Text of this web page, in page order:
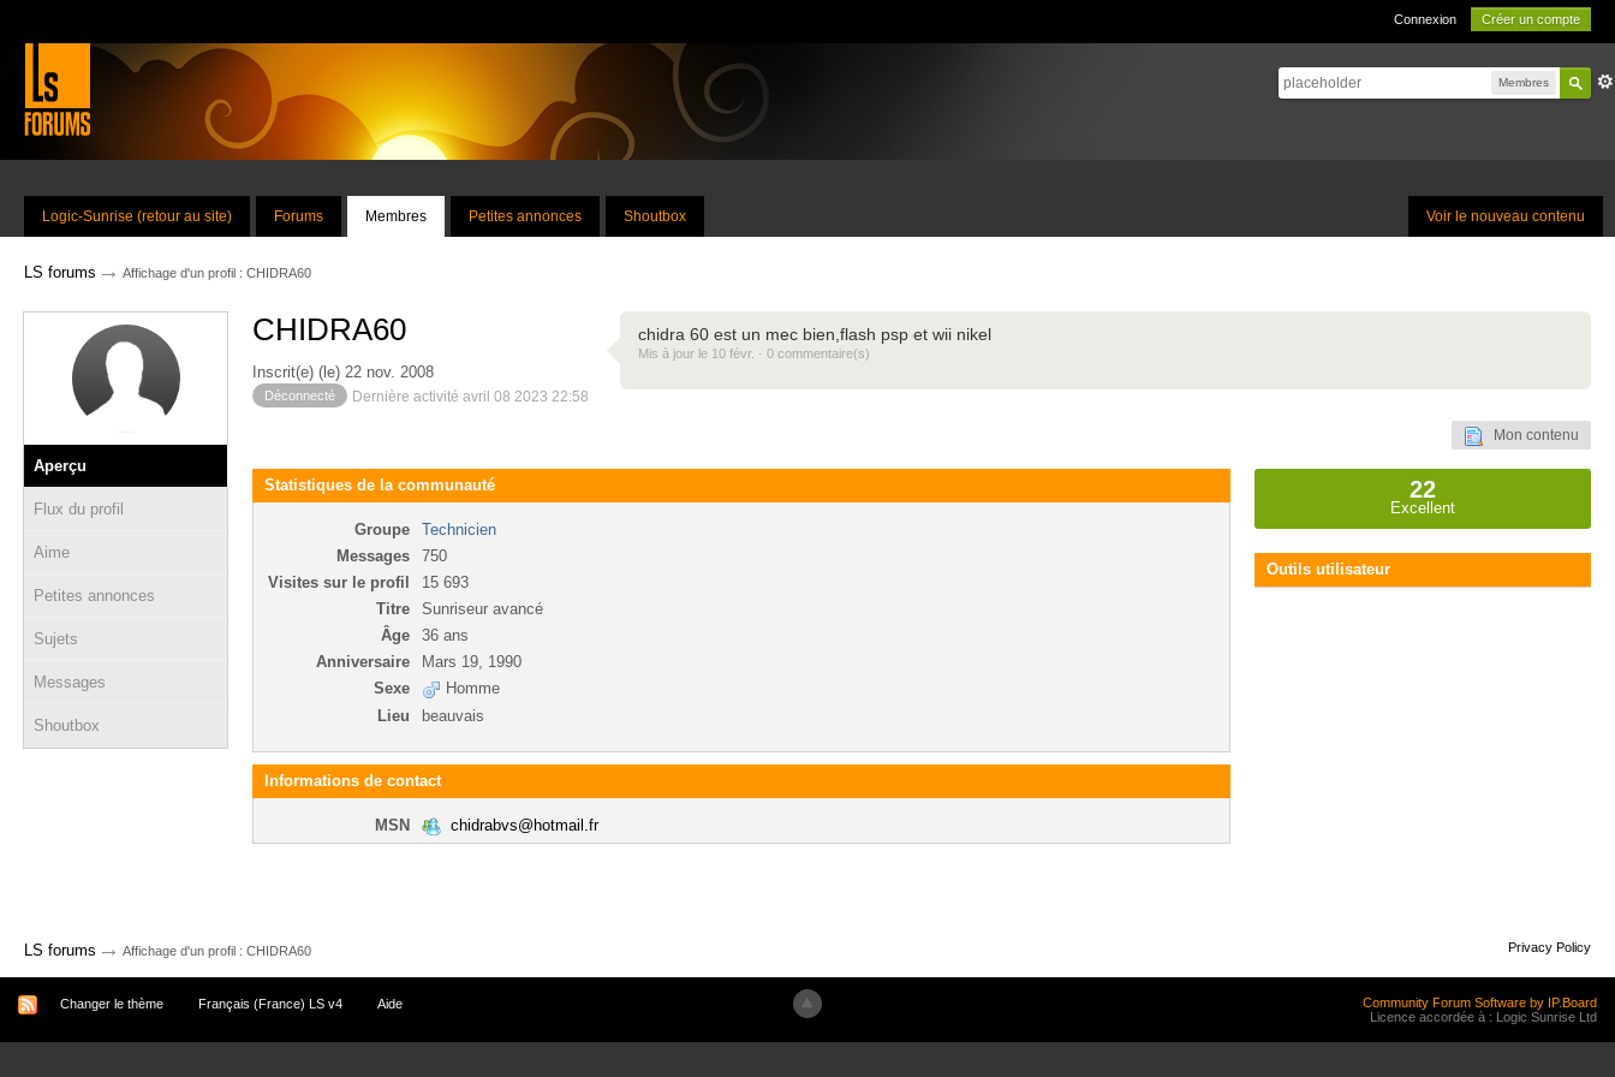
Connexion Créer un compte
Membres
Voir le nouveau contenu
Logic-Sunrise (retour au site) Forums Membres Petites annonces Shoutbox
LS forums → Affichage d'un profil : CHIDRA60
Aperçu
Flux du profil
Aime
Petites annonces
Sujets
Messages
Shoutbox
CHIDRA60
Inscrit(e) (le) 22 nov. 2008
Déconnecté Dernière activité avril 08 2023 22:58
chidra 60 est un mec bien,flash psp et wii nikel
Mis à jour le 10 févr. · 0 commentaire(s)
Mon contenu
Statistiques de la communauté
Groupe
Technicien
Messages
750
Visites sur le profil
15 693
Titre
Sunriseur avancé
Âge
36 ans
Anniversaire
Mars 19, 1990
Sexe
Homme
Lieu
beauvais
Informations de contact
MSN chidrabvs@hotmail.fr
22
Excellent
Outils utilisateur
LS forums → Affichage d'un profil : CHIDRA60 Privacy Policy
Changer le thème Français (France) LS v4 Aide
Community Forum Software by IP.Board
Licence accordée à : Logic Sunrise Ltd